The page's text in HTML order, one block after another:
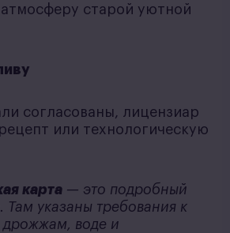
старой уютной
согласованы, лицензиар
или технологическую
карта — это подробный
Там указаны требования к
дрожжам, воде и